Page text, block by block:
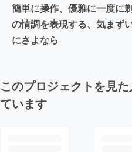
簡単に操作、優雅に一度に
の情調を表現する、気まず
にさよなら
このプロジェクトを見
ています